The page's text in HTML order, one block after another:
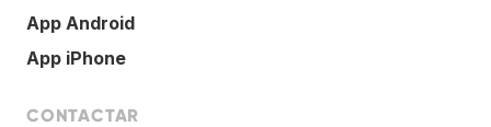
App Android
App iPhone
CONTACTAR